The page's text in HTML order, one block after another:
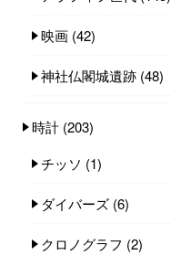
映画 (42)
神社仏閣城遺跡 (48)
時計 (203)
チッソ (1)
ダイバーズ (6)
クロノグラフ (2)